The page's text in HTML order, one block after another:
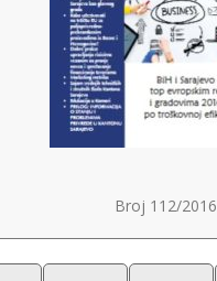
Broj 112/2016